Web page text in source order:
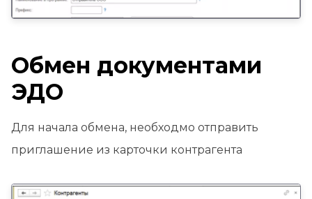
Обмен документами
ЭДО
Для начала обмена, необходмо отправить
приглашение из карточки контрагента